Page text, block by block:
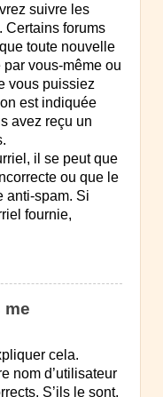
suivre les
Certains forums
toute nouvelle
vous-même ou
vous puissiez
est indiquée
avez reçu un
il se peut que
ou que le
anti-spam. Si
fournie,
me
cela.
nom d’utilisateur
S’ils le sont,